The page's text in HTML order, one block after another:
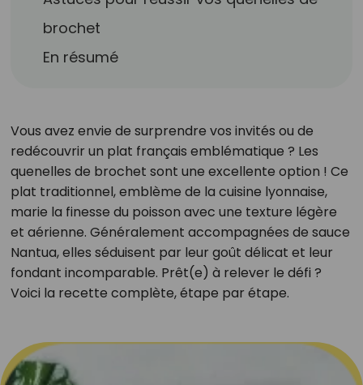
brochet
En résumé
Vous avez envie de surprendre vos invités ou de
redécouvrir un plat français emblématique ? Les
quenelles de brochet sont une excellente option ! Ce
plat traditionnel, emblème de la cuisine lyonnaise,
marie la finesse du poisson avec une texture légère
et aérienne. Généralement accompagnées de sauce
Nantua, elles séduisent par leur goût délicat et leur
fondant incomparable. Prêt(e) à relever le défi ?
Voici la recette complète, étape par étape.